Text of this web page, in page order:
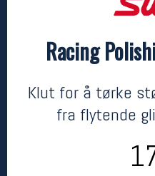
Racing
Klut for å tørke
fra flytende
Racing